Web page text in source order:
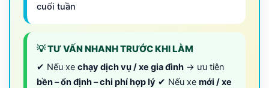
cuối tuần
💡 TƯ VẤN NHANH TRƯỚC KHI LÀM
✔ Nếu xe chạy dịch vụ / xe gia đình → ưu tiên
bền – ổn định – chi phí hợp lý ✔ Nếu xe mới / xe